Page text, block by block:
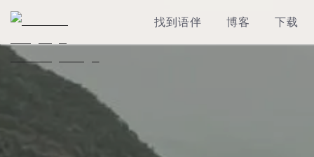
找到语伴 博客 下载